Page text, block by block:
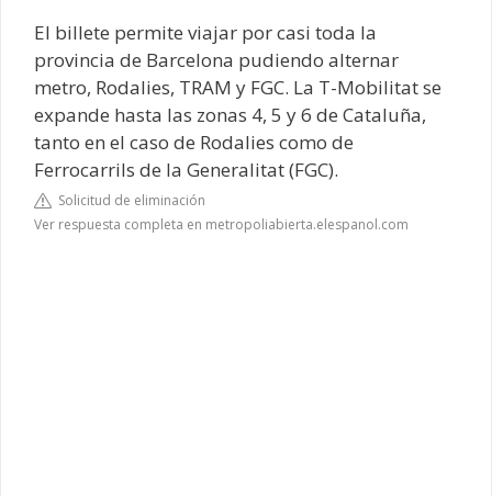
El billete permite viajar por casi toda la
provincia de Barcelona pudiendo alternar
metro, Rodalies, TRAM y FGC. La T-Mobilitat se
expande hasta las zonas 4, 5 y 6 de Cataluña,
tanto en el caso de Rodalies como de
Ferrocarrils de la Generalitat (FGC).
Solicitud de eliminación
Ver respuesta completa en metropoliabierta.elespanol.com